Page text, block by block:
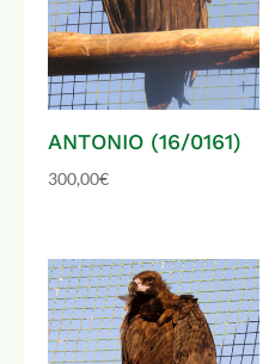
ANTONIO (16/0161)
300,00€